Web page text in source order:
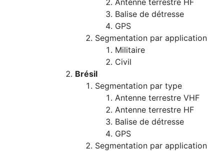
Antenne terrestre HF
Balise de détresse
GPS
Segmentation par application
Militaire
Civil
Brésil
Segmentation par type
Antenne terrestre VHF
Antenne terrestre HF
Balise de détresse
GPS
Segmentation par application